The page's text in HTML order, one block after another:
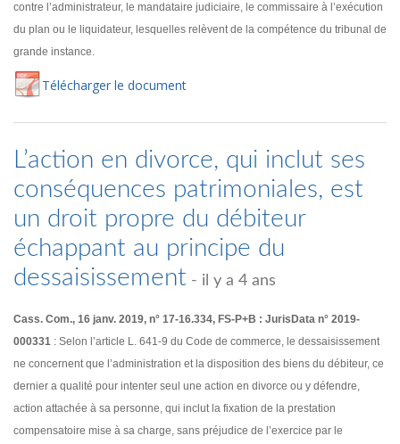
contre l’administrateur, le mandataire judiciaire, le commissaire à l’exécution
du plan ou le liquidateur, lesquelles relèvent de la compétence du tribunal de
grande instance.
Télécharger le document
L’action en divorce, qui inclut ses
conséquences patrimoniales, est
un droit propre du débiteur
échappant au principe du
dessaisissement - il y a 4 ans
Cass. Com., 16 janv. 2019, n° 17-16.334, FS-P+B : JurisData n° 2019-
000331 : Selon l’article L. 641-9 du Code de commerce, le dessaisissement
ne concernent que l’administration et la disposition des biens du débiteur, ce
dernier a qualité pour intenter seul une action en divorce ou y défendre,
action attachée à sa personne, qui inclut la fixation de la prestation
compensatoire mise à sa charge, sans préjudice de l’exercice par le